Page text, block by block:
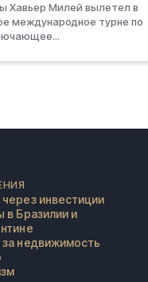
Хавьер Милей вылетел в
международное турне по
инвестиции
в Бразилии и
недвижимость